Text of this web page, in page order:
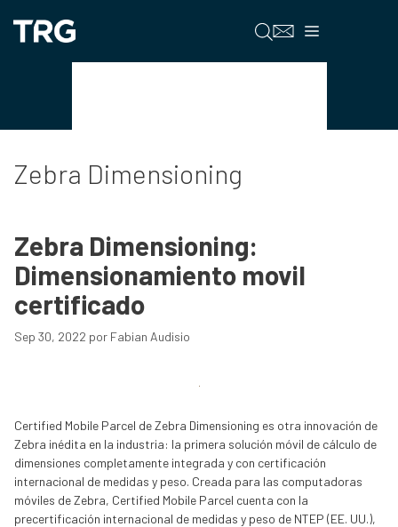
contenido
Menú
Zebra Dimensioning
Zebra Dimensioning:
Dimensionamiento movil
certificado
Sep 30, 2022 por Fabian Audisio
Certified Mobile Parcel de Zebra Dimensioning es otra innovación de
Zebra inédita en la industria: la primera solución móvil de cálculo de
dimensiones completamente integrada y con certificación
internacional de medidas y peso. Creada para las computadoras
móviles de Zebra, Certified Mobile Parcel cuenta con la
precertificación internacional de medidas y peso de NTEP (EE. UU.),